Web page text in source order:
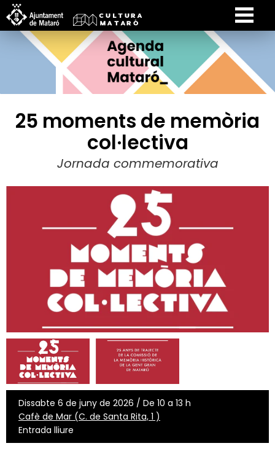
25 moments de memòria
col·lectiva
Jornada commemorativa
Dissabte 6 de juny de 2026 / De 10 a 13 h
Cafè de Mar (C. de Santa Rita, 1 )
Entrada lliure